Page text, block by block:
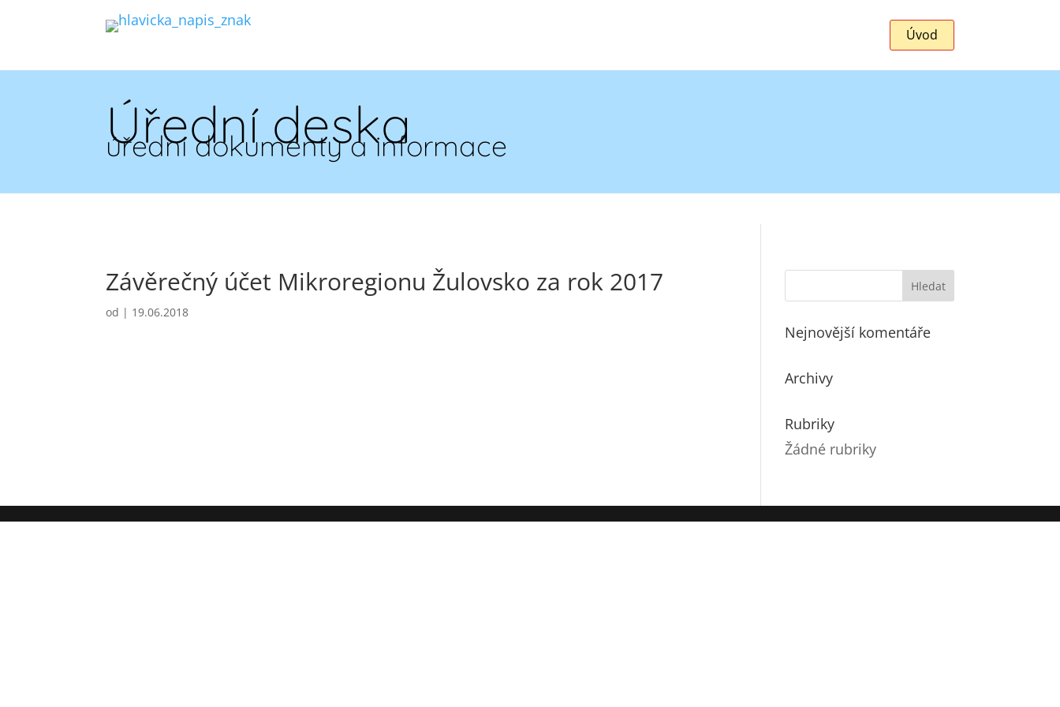
Úvod
Úřední deska
úřední dokumenty a informace
Závěrečný účet Mikroregionu Žulovsko za rok 2017
od | 19.06.2018
Nejnovější komentáře
Archivy
Rubriky
Žádné rubriky